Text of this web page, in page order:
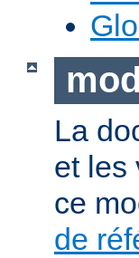
La
et les
ce
de